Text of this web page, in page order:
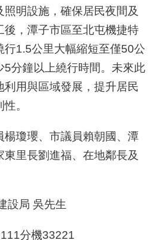
明設施，確保居民夜間及
後，潭子市區至北屯機捷特
行1.5公里大幅縮短至僅50公
5分鐘以上繞行時間。未來此
用與區域發展，提升居民
。
楊瓊瓔、市議員賴朝國、潭
里長劉進福、在地鄰長及
設局 吳先生
分機33221